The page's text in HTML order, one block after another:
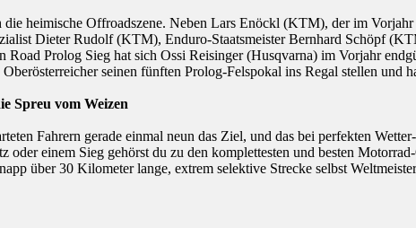
heimische Offroadszene. Neben Lars Enöckl (KTM), der im
Dieter Rudolf (KTM), Enduro-Staatsmeister Bernhard Schöpf
Prolog Sieg hat sich Ossi Reisinger (Husqvarna) im Vorjahr
seinen fünften Prolog-Felspokal ins Regal stellen
Spreu vom Weizen
Fahrern gerade einmal neun das Ziel, und das bei perfekten
oder einem Sieg gehörst du zu den komplettesten und besten
über 30 Kilometer lange, extrem selektive Strecke selbst